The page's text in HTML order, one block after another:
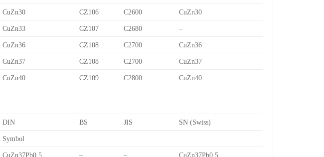
CuZn30 CZ106 C2600 CuZn30
CuZn33 CZ107 C2680 –
CuZn36 CZ108 C2700 CuZn36
CuZn37 CZ108 C2700 CuZn37
CuZn40 CZ109 C2800 CuZn40
DIN BS JIS SN (Swiss)
Symbol
CuZn37Pb0.5 – – CuZn37Pb0.5